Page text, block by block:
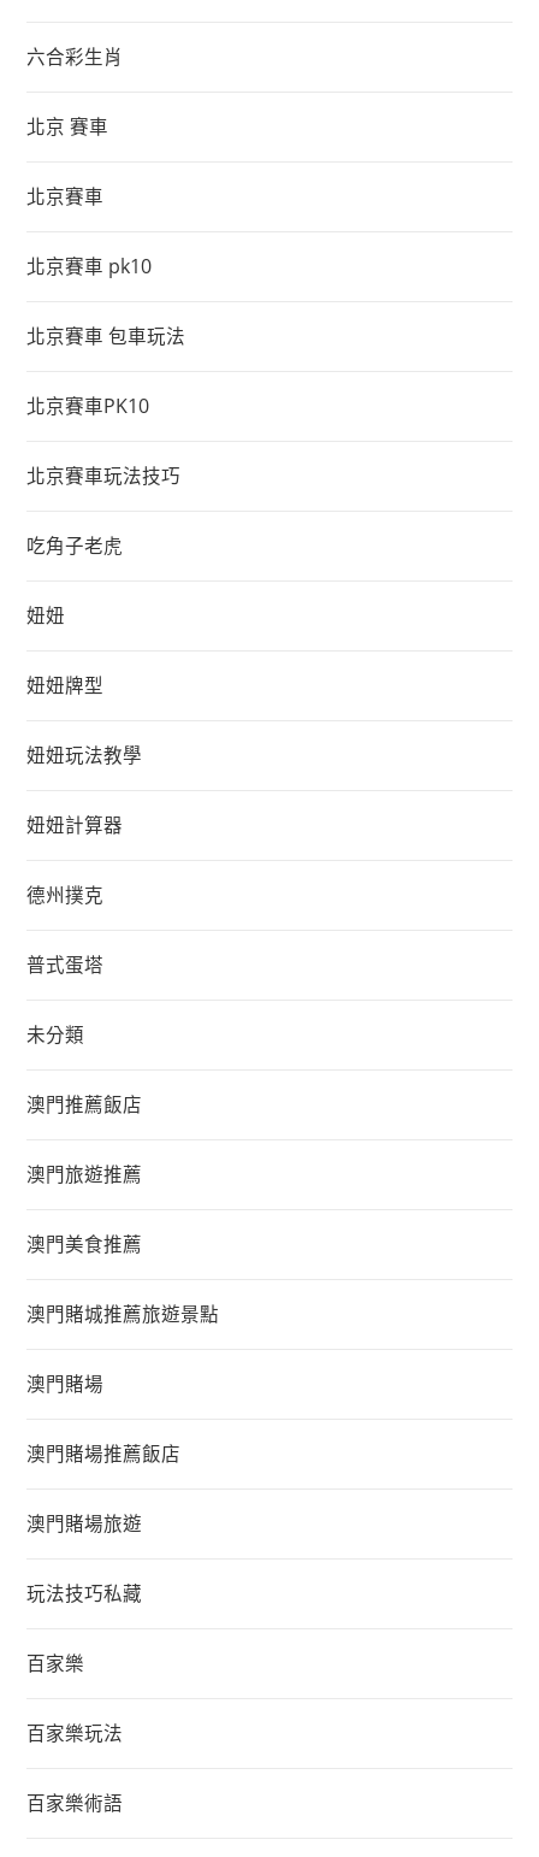
六合彩生肖
北京 賽車
北京賽車
北京賽車 pk10
北京賽車 包車玩法
北京賽車PK10
北京賽車玩法技巧
吃角子老虎
妞妞
妞妞牌型
妞妞玩法教學
妞妞計算器
德州撲克
普式蛋塔
未分類
澳門推薦飯店
澳門旅遊推薦
澳門美食推薦
澳門賭城推薦旅遊景點
澳門賭場
澳門賭場推薦飯店
澳門賭場旅遊
玩法技巧私藏
百家樂
百家樂玩法
百家樂術語